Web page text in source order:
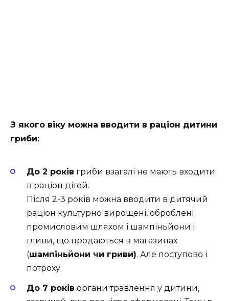
З якого віку можна вводити в раціон дитини
гриби:
До 2 років гриби взагалі не мають входити
в раціон дітей.
Після 2-3 років можна вводити в дитячий
раціон культурно вирощені, оброблені
промисловим шляхом і шампіньйони і
гливи, що продаються в магазинах
(шампіньйони чи гриви). Але поступово і
потроху.
До 7 років органи травлення у дитини,